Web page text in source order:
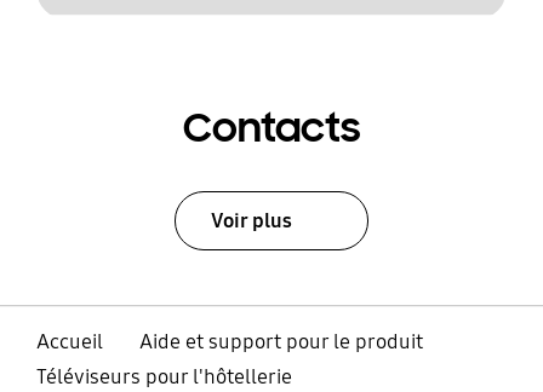
Contacts
Voir plus
Accueil
Aide et support pour le produit
Téléviseurs pour l'hôtellerie